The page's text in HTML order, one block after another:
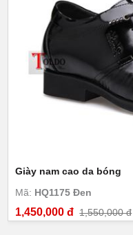
Giày nam cao da bóng
Mã: HQ1175 Đen
1,450,000 đ 1,550,000 đ